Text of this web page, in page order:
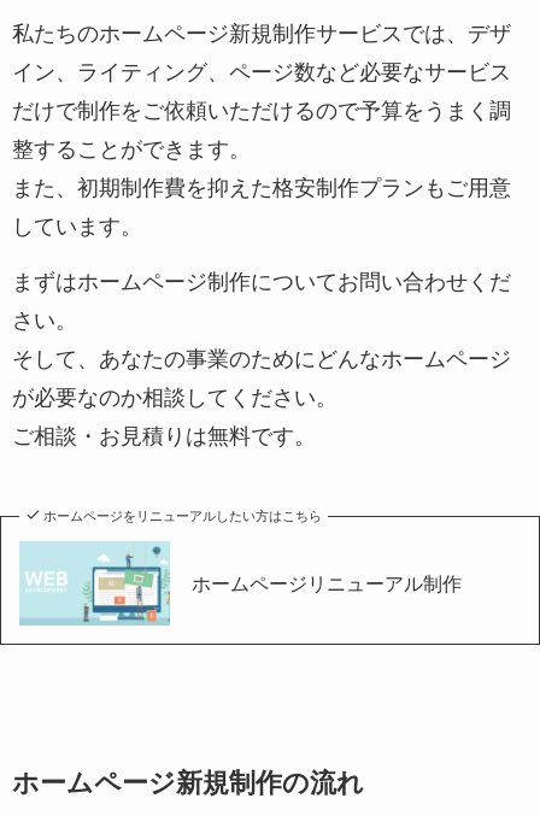
私たちのホームページ新規制作サービスでは、デザ
イン、ライティング、ページ数など必要なサービス
だけで制作をご依頼いただけるので予算をうまく調
整することができます。
また、初期制作費を抑えた格安制作プランもご用意
しています。
まずはホームページ制作についてお問い合わせくだ
さい。
そして、あなたの事業のためにどんなホームページ
が必要なのか相談してください。
ご相談・お見積りは無料です。
ホームページをリニューアルしたい方はこちら
ホームページリニューアル制作
ホームページ新規制作の流れ